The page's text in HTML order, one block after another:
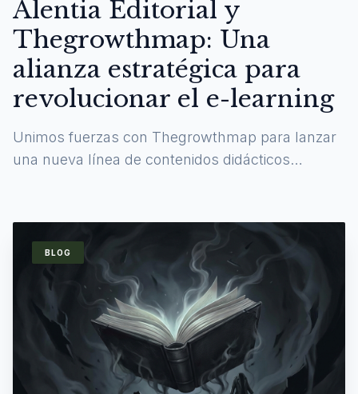
Alentia Editorial y
Thegrowthmap: Una
alianza estratégica para
revolucionar el e-learning
Unimos fuerzas con Thegrowthmap para lanzar
una nueva línea de contenidos didácticos
BLOG